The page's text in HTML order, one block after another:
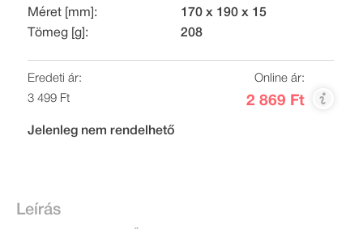
Méret [mm]:
170 x 190 x 15
Tömeg [g]:
208
Eredeti ár:
3 499 Ft
Online ár:
2 869 Ft
Jelenleg nem rendelhető
Leírás